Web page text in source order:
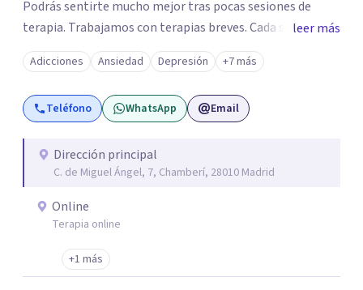
Podrás sentirte mucho mejor tras pocas sesiones de
terapia. Trabajamos con terapias breves. Cada sesión de
terapia te resultará de utilidad y te ayudará a conseguir
tus objetivos. Entre nuestras especialidades destaca la
terapia de pareja y sexual, así como el tratamiento de
problemas emocionales, obsesiones, ansiedad , estrés,
además con un servicio de hipnosis regresiva para el
trabajo de "Terapia del Alma".
leer más
Adicciones Ansiedad Depresión +7 más
Teléfono WhatsApp Email
Dirección principal
C. de Miguel Ángel, 7, Chamberí, 28010 Madrid
Online
Terapia online
+1 más